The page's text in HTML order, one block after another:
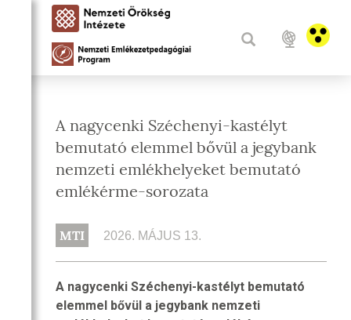
A nagycenki Széchenyi-kastélyt
bemutató elemmel bővül a jegybank
nemzeti emlékhelyeket bemutató
emlékérme-sorozata
MTI 2026. MÁJUS 13.
A nagycenki Széchenyi-kastélyt bemutató
elemmel bővül a jegybank nemzeti